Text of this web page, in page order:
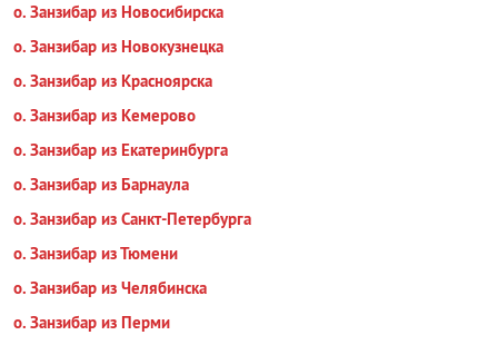
о. Занзибар из Новосибирска
о. Занзибар из Новокузнецка
о. Занзибар из Красноярска
о. Занзибар из Кемерово
о. Занзибар из Екатеринбурга
о. Занзибар из Барнаула
о. Занзибар из Санкт-Петербурга
о. Занзибар из Тюмени
о. Занзибар из Челябинска
о. Занзибар из Перми